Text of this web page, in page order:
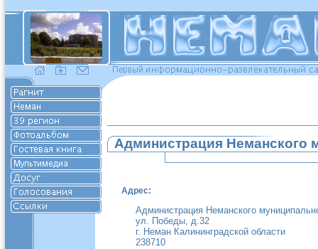
Администрация Неманского
Адрес:
Администрация Неманского
ул. Победы, д.32
г. Неман Калининградской области
238710